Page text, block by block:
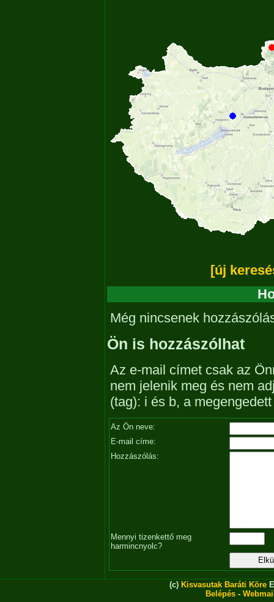
[új
Még nincsenek
Ön is hozzászólhat
Az e-mail címet csak az
nem jelenik meg és nem
(tag): i és b, a
Az Ön neve:
E-mail címe:
Hozzászólás:
Mennyi tizenkettő meg
harmincnyolc?
(c) Kisvasutak Baráti Köre
Belépés -